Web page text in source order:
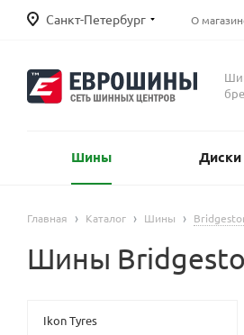
Санкт-Петербург О
Шины Диски
Главная Каталог Шины
Шины
Ikon Tyres